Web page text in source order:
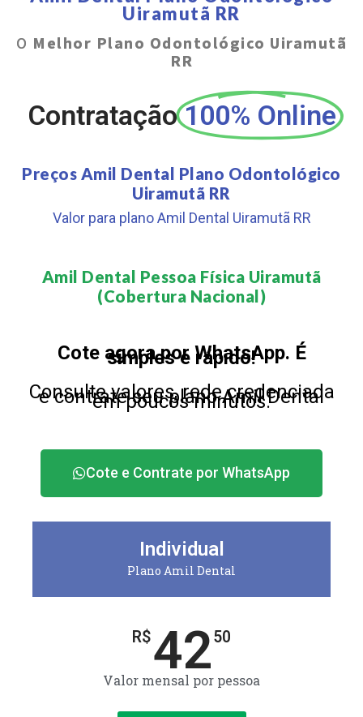
Uiramutã RR
O Melhor Plano Odontológico Uiramutã
RR
Contratação 100% Online
Preços Amil Dental Plano Odontológico
Uiramutã RR
Valor para plano Amil Dental Uiramutã RR
Amil Dental Pessoa Física Uiramutã
(Cobertura Nacional)​
Cote agora por WhatsApp. É
simples e rápido!
Consulte valores, rede credenciada
e contrate seu plano Amil Dental
em poucos minutos.
Cote e Contrate por WhatsApp
Individual
Plano Amil Dental
R$4250
Valor mensal por pessoa